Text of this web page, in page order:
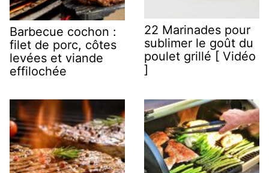
Barbecue cochon :
filet de porc, côtes
levées et viande
effilochée
22 Marinades pour
sublimer le goût du
poulet grillé [ Vidéo
]